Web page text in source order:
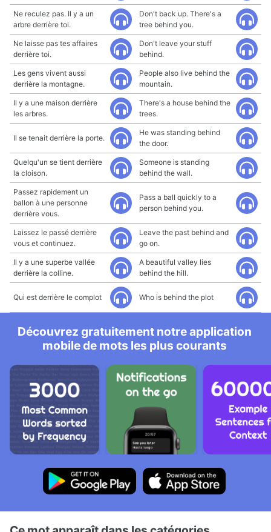
Ne reculez pas. Il y a un
arbre derrière toi.
Don't back up. There's a
tree behind you.
Ne laisse pas tes affaires
derrière toi.
Don't leave your stuff
behind.
Les gens vivent aussi
derrière la montagne.
People also live behind the
mountain.
Il y a une maison derrière
les arbres.
There's a house behind the
trees.
Il se tenait derrière la porte.
He was standing behind
the door.
Quelqu'un se tient derrière
la cloison.
Someone is standing
behind the wall.
Passez rapidement un
ballon à une personne
derrière vous.
Pass a ball quickly to a
person behind you.
Laissez le passé derrière
vous et continuez.
Leave the past behind and
go on.
Il y a une superbe vallée
derrière la colline.
A beautiful valley lies
behind the hill.
Qui est derrière le complot Who is behind the plot
Découvrez gratuitement notre application
mobile de mots les plus courants